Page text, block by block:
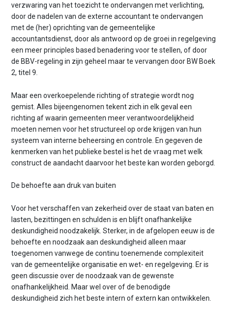
verzwaring van het toezicht te ondervangen met verlichting,
door de nadelen van de externe accountant te ondervangen
met de (her) oprichting van de gemeentelijke
accountantsdienst, door als antwoord op de groei in regelgeving
een meer principles based benadering voor te stellen, of door
de BBV-regeling in zijn geheel maar te vervangen door BW Boek
2, titel 9.
Maar een overkoepelende richting of strategie wordt nog
gemist. Alles bijeengenomen tekent zich in elk geval een
richting af waarin gemeenten meer verantwoordelijkheid
moeten nemen voor het structureel op orde krijgen van hun
systeem van interne beheersing en controle. En gegeven de
kenmerken van het publieke bestel is het de vraag met welk
construct de aandacht daarvoor het beste kan worden geborgd.
De behoefte aan druk van buiten
Voor het verschaffen van zekerheid over de staat van baten en
lasten, bezittingen en schulden is en blijft onafhankelijke
deskundigheid noodzakelijk. Sterker, in de afgelopen eeuw is de
behoefte en noodzaak aan deskundigheid alleen maar
toegenomen vanwege de continu toenemende complexiteit
van de gemeentelijke organisatie en wet- en regelgeving. Er is
geen discussie over de noodzaak van de gewenste
onafhankelijkheid. Maar wel over of de benodigde
deskundigheid zich het beste intern of extern kan ontwikkelen.